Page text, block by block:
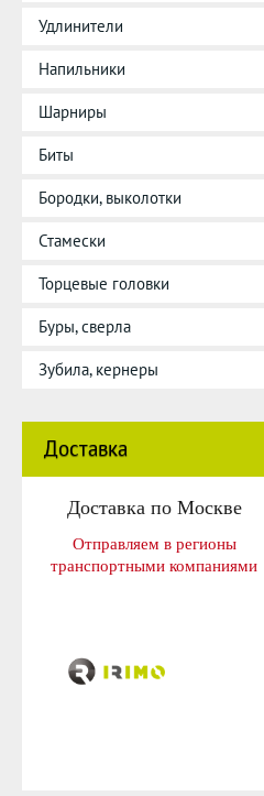
Удлинители
Напильники
Шарниры
Биты
Бородки, выколотки
Стамески
Торцевые головки
Буры, сверла
Зубила, кернеры
Доставка
Доставка по Москве
Отправляем в регионы
транспортными компаниями